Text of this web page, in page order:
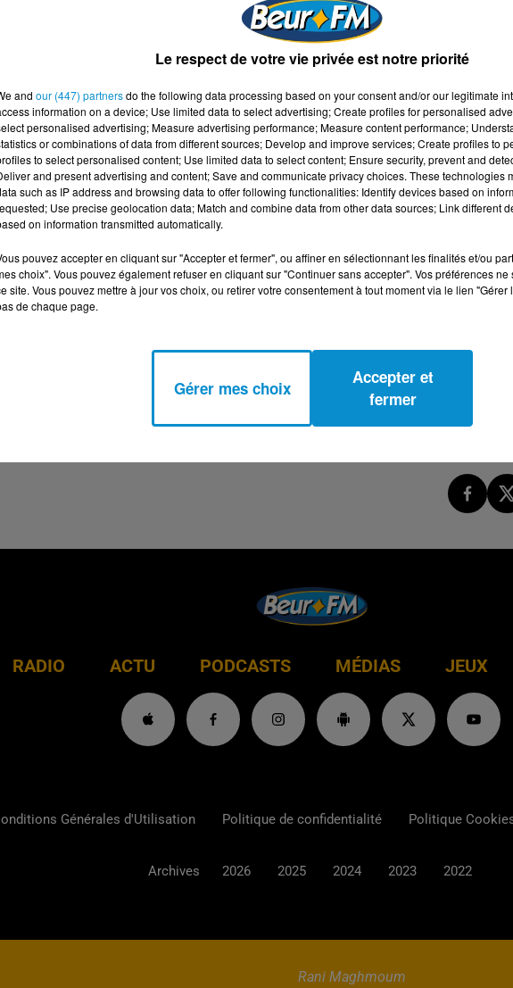
: "ILS SONT EN TRAIN D’ESSAYER DE BRISER LA
RADIO ACTU PODCASTS MÉDIAS JEUX
Rani Maghmoum
Générales d'Utilisation Politique de confidentialité Politique
Archives 2026 2025 2024 2023 2022
Le respect de votre vie privée est notre priorité
and our (447) partnersdo the following data processing based on your consent and/or our legitimate
information on a device; Use limited data to select advertising; Create profiles for personalised
personalised advertising; Measure advertising performance; Measure content performance;
or combinations of data from different sources; Develop and improve services; Create profiles to
to select personalised content; Use limited data to select content; Ensure security, prevent and
and present advertising and content; Save and communicate privacy choices. These technologies
such as IP address and browsing data to offer following functionalities: Identify devices based on
Use precise geolocation data; Match and combine data from other data sources; Link different
on information transmitted automatically.
pouvez accepter en cliquant sur "Accepter et fermer", ou affiner en sélectionnant les finalités et/ou
choix". Vous pouvez également refuser en cliquant sur "Continuer sans accepter". Vos préférences
site. Vous pouvez mettre à jour vos choix, ou retirer votre consentement à tout moment via le lien "Gérer
de chaque page.
Gérer mes choix
Accepter et
fermer